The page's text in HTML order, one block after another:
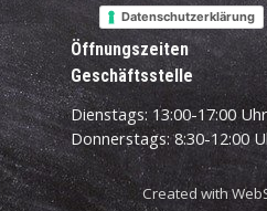
Öffnungszeiten
Geschäftsstelle
Dienstags: 13:00-17:00 Uhr
Donnerstags: 8:30-12:00
Datenschutzerklärung
Created with